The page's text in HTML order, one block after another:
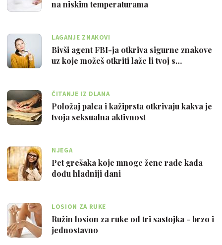
na niskim temperaturama
LAGANJE ZNAKOVI
Bivši agent FBI-ja otkriva sigurne znakove
uz koje možeš otkriti laže li tvoj s…
ČITANJE IZ DLANA
Položaj palca i kažiprsta otkrivaju kakva je
tvoja seksualna aktivnost
NJEGA
Pet grešaka koje mnoge žene rade kada
dođu hladniji dani
LOSION ZA RUKE
Ružin losion za ruke od tri sastojka - brzo i
jednostavno